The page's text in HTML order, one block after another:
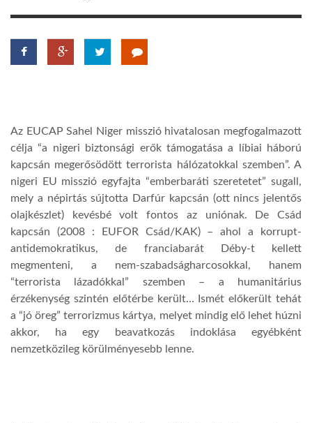
GLOBOBOOK
Az EUCAP Sahel Niger misszió hivatalosan megfogalmazott
célja “a nigeri biztonsági erők támogatása a líbiai háború
kapcsán megerősödött terrorista hálózatokkal szemben”. A
nigeri EU misszió egyfajta “emberbaráti szeretetet” sugall,
mely a népirtás sújtotta Darfúr kapcsán (ott nincs jelentős
olajkészlet) kevésbé volt fontos az uniónak. De Csád
kapcsán (2008 : EUFOR Csád/KAK) – ahol a korrupt-
antidemokratikus, de franciabarát Déby-t kellett
megmenteni, a nem-szabadságharcosokkal, hanem
“terrorista lázadókkal” szemben – a humanitárius
érzékenység szintén előtérbe került… Ismét előkerült tehát
a “jó öreg” terrorizmus kártya, melyet mindig elő lehet húzni
akkor, ha egy beavatkozás indoklása egyébként
nemzetközileg körülményesebb lenne.